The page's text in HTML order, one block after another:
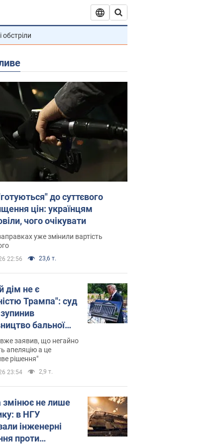
обстріли
до суттєвого
цін: українцям
чого очікувати
уже змінили вартість
22:56 23,6 т.
дім не є
Трампа": суд
бальної
$400 млн
заявив, що негайно
апеляцію а це
рішення"
23:54 2,9 т.
змінює не лише
в НГУ
інженерні
проти